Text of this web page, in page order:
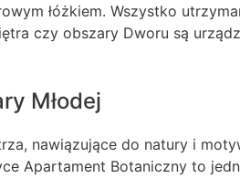
łóżkiem. Wszystko
czy obszary Dworu są
Młodej
nawiązujące do natury i
Apartament Botaniczny to